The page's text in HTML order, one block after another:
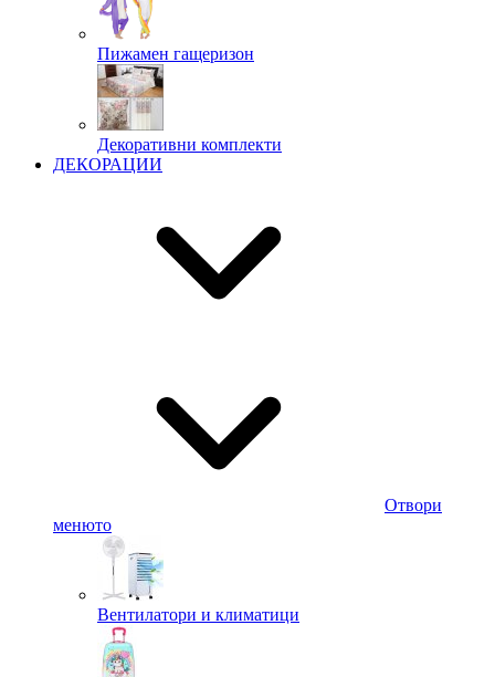
Пижамен гащеризон
Декоративни комплекти
ДЕКОРАЦИИ
Отвори
менюто
Вентилатори и климатици